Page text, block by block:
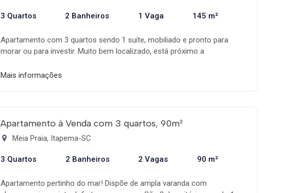
3 Quartos 2 Banheiros 1 Vaga 145 m²
Apartamento com 3 quartos sendo 1 suíte, mobiliado e pronto para
morar ou para investir. Muito bem localizado, está próximo a
apenas 100 metros do mar! - 3 dormitórios sendo 1 suíte, banheiro
aluguel anual. Aproveite essa ótima oportunidade e faça agora mesmo
sua consulta!
Mais informações
Apartamento à Venda com 3 quartos, 90m²
Meia Praia, Itapema-SC
3 Quartos 2 Banheiros 2 Vagas 90 m²
Apartamento pertinho do mar! Dispõe de ampla varanda com